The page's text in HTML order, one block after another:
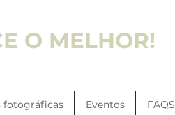
O MELHOR!
fotográficas Eventos FAQS